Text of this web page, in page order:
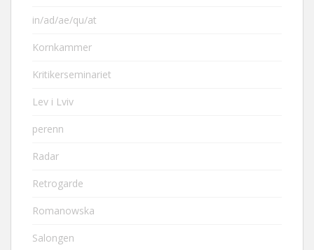
in/ad/ae/qu/at
Kornkammer
Kritikerseminariet
Lev i Lviv
perenn
Radar
Retrogarde
Romanowska
Salongen